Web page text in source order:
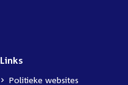
Links
Politieke websites